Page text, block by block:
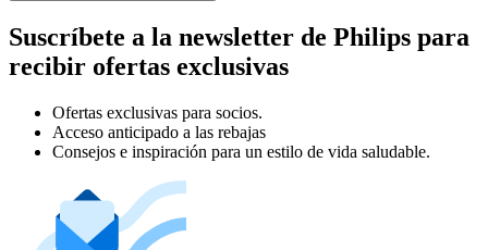
Suscríbete a la newsletter de Philips para
recibir ofertas exclusivas
Ofertas exclusivas para socios.
Acceso anticipado a las rebajas
Consejos e inspiración para un estilo de vida saludable.